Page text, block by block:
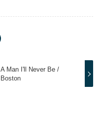
A Man I'll Never Be /
Boston